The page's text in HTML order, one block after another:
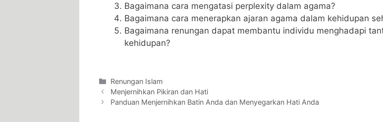
Bagaimana cara mengatasi perplexity dalam agama?
Bagaimana cara menerapkan ajaran agama dalam kehidupan
Bagaimana renungan dapat membantu individu menghadapi
kehidupan?
Categories
Renungan Islam
Menjernihkan Pikiran dan Hati
Panduan Menjernihkan Batin Anda dan Menyegarkan Hati Anda